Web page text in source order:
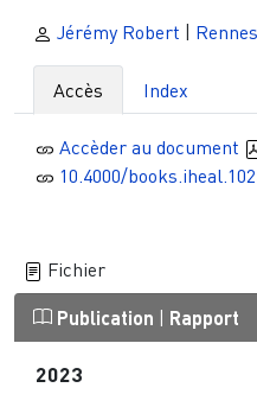
Jérémy Robert Rennes
Accès Index
Accèder au document
10.4000/
Fichier
Publication | Rapport
2023